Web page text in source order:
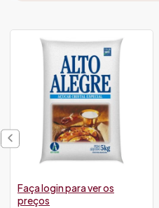
Faça login para ver os
preços